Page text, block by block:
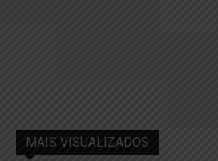
MAIS VISUALIZADOS